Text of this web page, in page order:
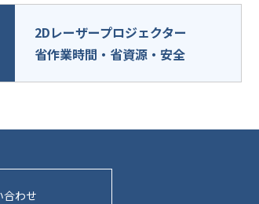
2Dレーザープロジェクター
省作業時間・省資源・安全
合わせ